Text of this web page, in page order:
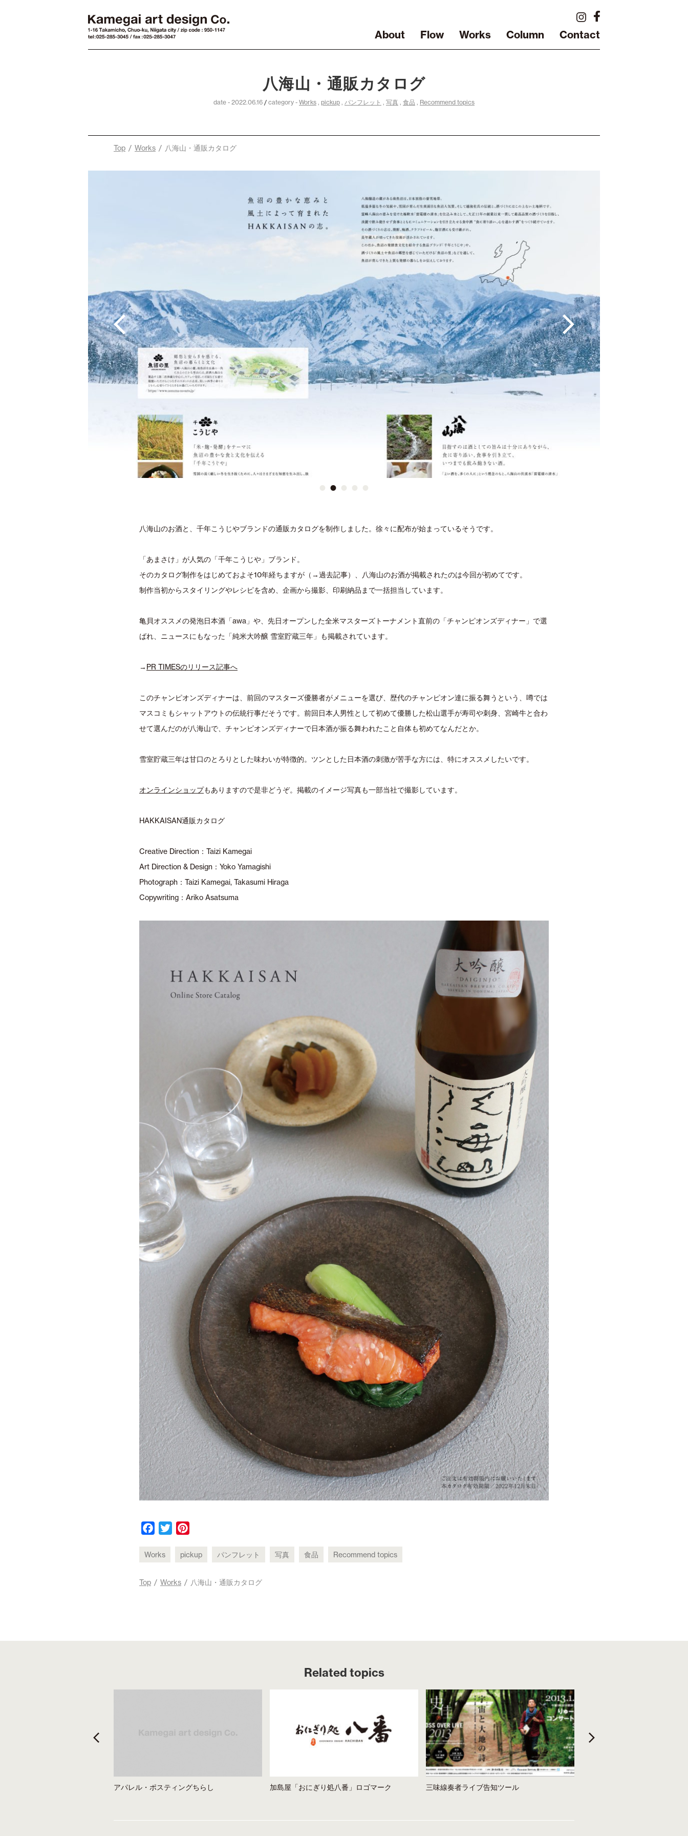
About Flow Works Column Contact
八海山・通販カタログ
date - 2022.06.16 / category - Works , pickup , パンフレット , 写真 , 食品 , Recommend topics
Top / Works / 八海山・通販カタログ
• • • • •
八海山のお酒と、千年こうじやブランドの通販カタログを制作しました。徐々に配布が始まっているそうです。
「あまさけ」が人気の「千年こうじや」ブランド。
そのカタログ制作をはじめておよそ10年経ちますが（→過去記事）、八海山のお酒が掲載されたのは今回が初めてです。
制作当初からスタイリングやレシピを含め、企画から撮影、印刷納品まで一括担当しています。
亀貝オススメの発泡日本酒「awa」や、先日オープンした全米マスターズトーナメント直前の「チャンピオンズディナー」で選
ばれ、ニュースにもなった「純米大吟醸 雪室貯蔵三年」も掲載されています。
→ PR TIMESのリリース記事へ
このチャンピオンズディナーは、前回のマスターズ優勝者がメニューを選び、歴代のチャンピオン達に振る舞うという、噂では
マスコミもシャットアウトの伝統行事だそうです。前回日本人男性として初めて優勝した松山選手が寿司や刺身、宮崎牛と合わ
せて選んだのが八海山で、チャンピオンズディナーで日本酒が振る舞われたこと自体も初めてなんだとか。
雪室貯蔵三年は甘口のとろりとした味わいが特徴的。ツンとした日本酒の刺激が苦手な方には、特にオススメしたいです。
オンラインショップもありますので是非どうぞ。掲載のイメージ写真も一部当社で撮影しています。
HAKKAISAN通販カタログ
Creative Direction：Taizi Kamegai
Art Direction & Design：Yoko Yamagishi
Photograph：Taizi Kamegai, Takasumi Hiraga
Copywriting：Ariko Asatsuma
c
b
t
n
e
Works pickup パンフレット 写真 食品 Recommend topics
Top / Works / 八海山・通販カタログ
Related topics
アパレル・ポスティングちらし 加島屋「おにぎり処八番」ロゴマーク 三味線奏者ライブ告知ツール